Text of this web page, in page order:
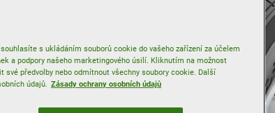
s ukládáním souborů cookie do vašeho zařízení za účelem
a podpory našeho marketingového úsilí. Kliknutím na možnost
předvolby nebo odmítnout všechny soubory cookie. Další
údajů. Zásady ochrany osobních údajů